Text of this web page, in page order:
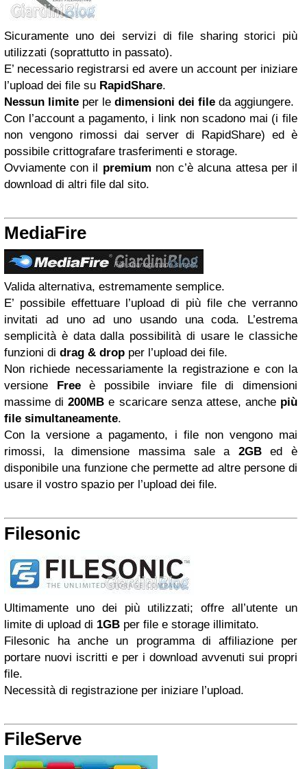
Sicuramente uno dei servizi di file sharing storici più
utilizzati (soprattutto in passato).
E’ necessario registrarsi ed avere un account per iniziare
l’upload dei file su RapidShare.
Nessun limite per le dimensioni dei file da aggiungere.
Con l’account a pagamento, i link non scadono mai (i file
non vengono rimossi dai server di RapidShare) ed è
possibile crittografare trasferimenti e storage.
Ovviamente con il premium non c’è alcuna attesa per il
download di altri file dal sito.
MediaFire
Valida alternativa, estremamente semplice.
E’ possibile effettuare l’upload di più file che verranno
invitati ad uno ad uno usando una coda. L’estrema
semplicità è data dalla possibilità di usare le classiche
funzioni di drag & drop per l’upload dei file.
Non richiede necessariamente la registrazione e con la
versione
Freeè possibile inviare file di dimensioni
massime di200MB e scaricare senza attese, anche più
file simultaneamente.
Con la versione a pagamento, i file non vengono mai
rimossi, la dimensione massima sale a 2GBed è
disponibile una funzione che permette ad altre persone di
usare il vostro spazio per l’upload dei file.
Filesonic
Ultimamente uno dei più utilizzati; offre all’utente un
limite di upload di 1GB per file e storage illimitato.
Filesonic ha anche un programma di affiliazione per
portare nuovi iscritti e per i download avvenuti sui propri
file.
Necessità di registrazione per iniziare l’upload.
FileServe